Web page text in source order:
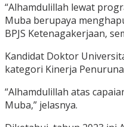
“Alhamdulillah lewat
Muba berupaya
BPJS Ketenagakerjaan,
Kandidat Doktor
kategori Kinerja
“Alhamdulillah atas
Muba,” jelasnya.